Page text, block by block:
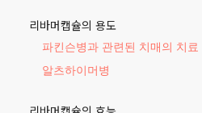
리바머캡슐의 용도
파킨슨병과 관련된 치매의 치료
알츠하이머병